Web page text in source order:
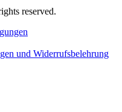
reserved.
und Widerrufsbelehrung